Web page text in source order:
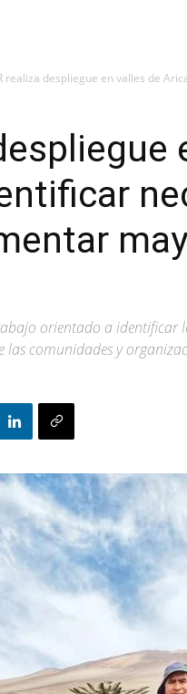
realiza despliegue en valles de
orientado a identificar
comunidades y